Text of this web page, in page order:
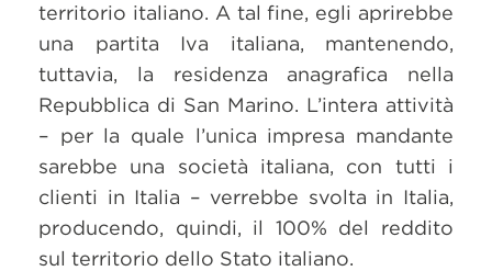
territorio italiano. A tal fine, egli aprirebbe
una partita Iva italiana, mantenendo,
tuttavia, la residenza anagrafica nella
Repubblica di San Marino. L’intera attività
– per la quale l’unica impresa mandante
sarebbe una società italiana, con tutti i
clienti in Italia – verrebbe svolta in Italia,
producendo, quindi, il 100% del reddito
sul territorio dello Stato italiano.